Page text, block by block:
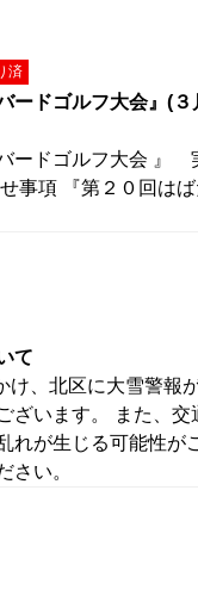
済
ードゴルフ大会』(
ードゴルフ大会 』
事項 『第２０回は
て
け、北区に大雪警報
ざいます。 また、交
れが生じる可能性が
さい。